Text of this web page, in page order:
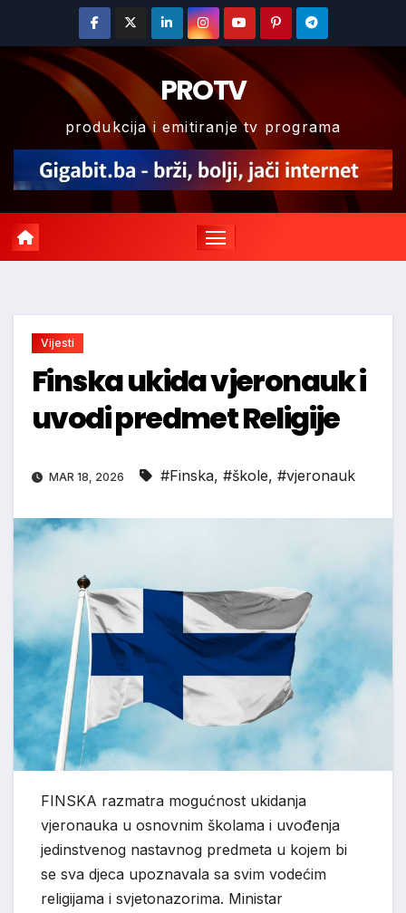
content
PROTV
produkcija i emitiranje tv programa
Vijesti
Finska ukida vjeronauk i
uvodi predmet Religije
MAR 18, 2026 #Finska, #škole, #vjeronauk
FINSKA razmatra mogućnost ukidanja
vjeronauka u osnovnim školama i uvođenja
jedinstvenog nastavnog predmeta u kojem bi
se sva djeca upoznavala sa svim vodećim
religijama i svjetonazorima. Ministar